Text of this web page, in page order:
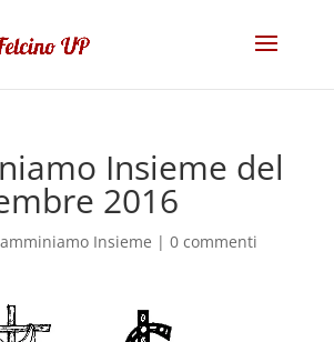
Insieme del
2016
Insieme | 0 commenti